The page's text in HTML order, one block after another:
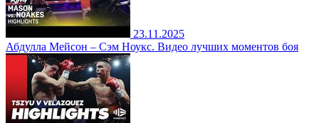
23.11.2025
Абдулла Мейсон – Сэм Ноукс. Видео лучших моментов боя